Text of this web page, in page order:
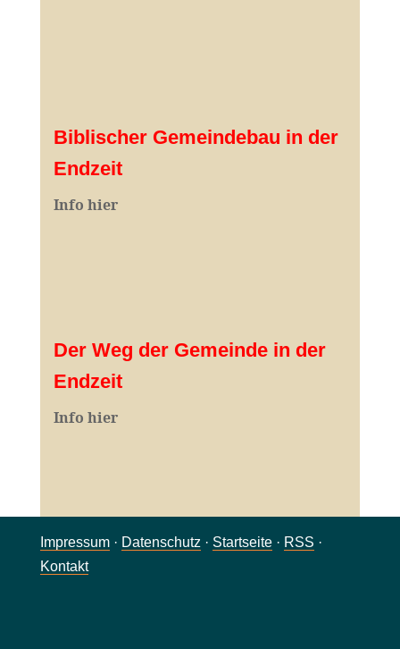
Biblischer Gemeindebau in der
Endzeit
Info hier
Der Weg der Gemeinde in der
Endzeit
Info hier
Impressum· Datenschutz · Startseite· RSS ·
Kontakt